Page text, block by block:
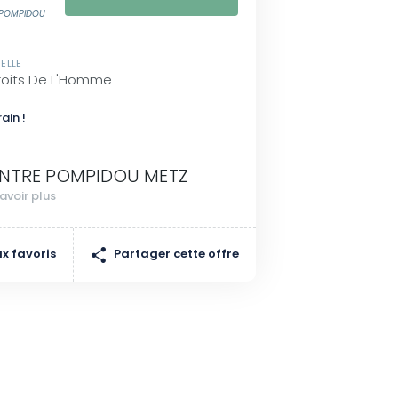
De L'Homme
!
POMPIDOU METZ
plus
favoris Partager cette offre